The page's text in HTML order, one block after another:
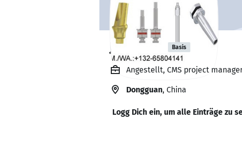
Jeff Tang Basis
Angestellt, CMS project
Dongguan, China
Logg Dich ein, um alle Einträge zu